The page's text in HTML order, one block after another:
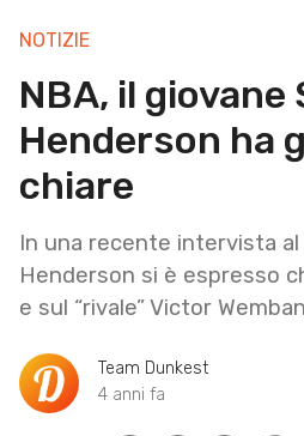
NOTIZIE
NBA, il giovane
Henderson ha
chiare
In una recente intervista al
Henderson si è espresso
e sul “rivale” Victor
Team Dunkest
4 anni fa